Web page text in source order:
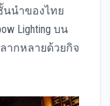
ชั้นนำของไทย
Lighting บน
ากหลายด้วยกิจ